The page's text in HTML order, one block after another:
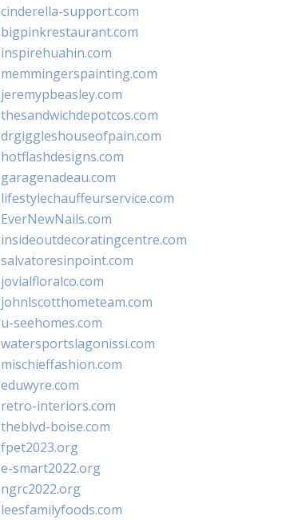
cinderella-support.com
bigpinkrestaurant.com
inspirehuahin.com
memmingerspainting.com
jeremypbeasley.com
thesandwichdepotcos.com
drgiggleshouseofpain.com
hotflashdesigns.com
garagenadeau.com
lifestylechauffeurservice.com
EverNewNails.com
insideoutdecoratingcentre.com
salvatoresinpoint.com
jovialfloralco.com
johnlscotthometeam.com
u-seehomes.com
watersportslagonissi.com
mischieffashion.com
eduwyre.com
retro-interiors.com
theblvd-boise.com
fpet2023.org
e-smart2022.org
ngrc2022.org
leesfamilyfoods.com